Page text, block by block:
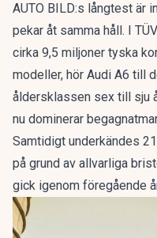
AUTO BILD:s långtest är
pekar åt samma håll. I
cirka 9,5 miljoner tyska
modeller, hör Audi A6 till
åldersklassen sex till sju
nu dominerar
Samtidigt underkändes
på grund av allvarliga
gick igenom föregående